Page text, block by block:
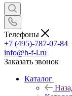
Телефоны
+7 (495)-787-07-84
info@h-f-l.ru
Заказать звонок
Каталог